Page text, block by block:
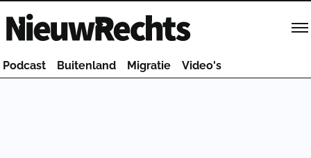
Homepage van NieuwRechts
Podcast Buitenland Migratie Video's